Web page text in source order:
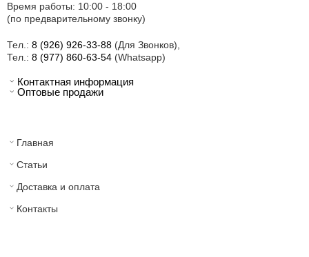
Время работы: 10:00 - 18:00
(по предварительному звонку)
Тел.: 8 (926) 926-33-88 (Для Звонков),
Тел.: 8 (977) 860-63-54 (Whatsapp)
Контактная информация
Оптовые продажи
Главная
Статьи
Доставка и оплата
Контакты